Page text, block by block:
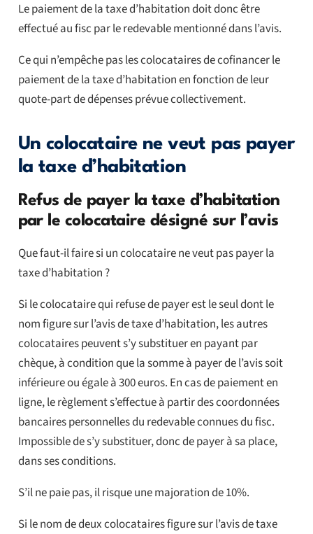
Le paiement de la taxe d’habitation doit donc être
effectué au fisc par le redevable mentionné dans l’avis.
Ce qui n’empêche pas les colocataires de cofinancer le
paiement de la taxe d’habitation en fonction de leur
quote-part de dépenses prévue collectivement.
Un colocataire ne veut pas payer
la taxe d’habitation
Refus de payer la taxe d’habitation
par le colocataire désigné sur l’avis
Que faut-il faire si un colocataire ne veut pas payer la
taxe d’habitation ?
Si le colocataire qui refuse de payer est le seul dont le
nom figure sur l’avis de taxe d’habitation, les autres
colocataires peuvent s’y substituer en payant par
chèque, à condition que la somme à payer de l’avis soit
inférieure ou égale à 300 euros. En cas de paiement en
ligne, le règlement s’effectue à partir des coordonnées
bancaires personnelles du redevable connues du fisc.
Impossible de s’y substituer, donc de payer à sa place,
dans ses conditions.
S’il ne paie pas, il risque une majoration de 10%.
Si le nom de deux colocataires figure sur l’avis de taxe